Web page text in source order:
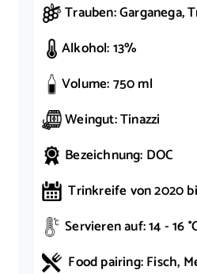
Trauben: Garganega,
Alkohol: 13%
Volume: 750 ml
Weingut: Tinazzi
Bezeichnung: DOC
Trinkreife von 2020
Servieren auf: 14 - 16
Food pairing: Fisch,